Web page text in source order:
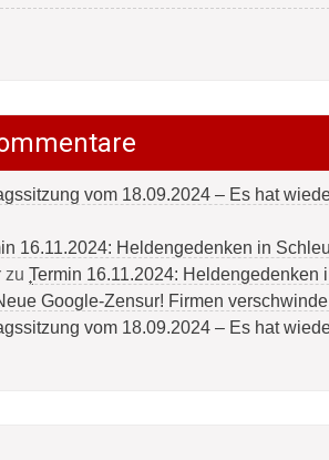
vom 18.09.2024 – Es hat
16.11.2024: Heldengedenken in
zu Termin 16.11.2024: Heldengedenken
Google-Zensur! Firmen
vom 18.09.2024 – Es hat